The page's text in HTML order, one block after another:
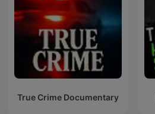
True Crime Documentary